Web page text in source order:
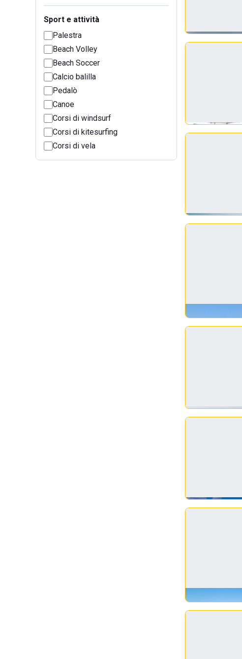
Sport e attività
Palestra
Beach Volley
Beach Soccer
Calcio balilla
Pedalò
Canoe
Corsi di windsurf
Corsi di kitesurfing
Corsi di vela